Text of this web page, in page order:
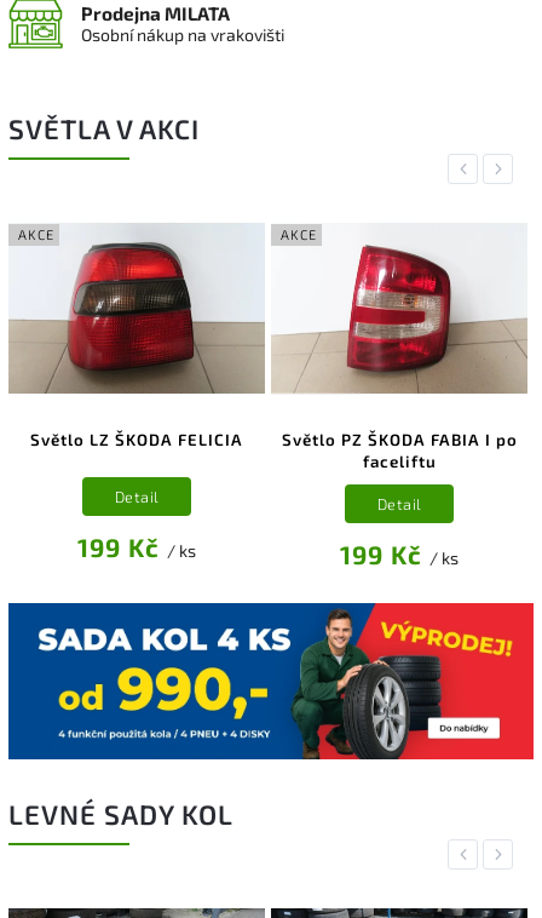
Prodejna MILATA
Osobní nákup na vrakovišti
SVĚTLA V AKCI
Previous
AKCE
Světlo LZ ŠKODA FELICIA
199 Kč / ks
Detail
AKCE
Světlo PZ ŠKODA FABIA I po
faceliftu
199 Kč / ks
Detail
Next
LEVNÉ SADY KOL
Previous
Next